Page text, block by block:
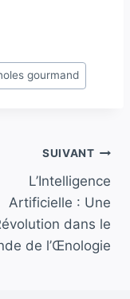
gourmand
SUIVANT
L’Intelligence
Artificielle : Une
dans le
de l’Œnologie